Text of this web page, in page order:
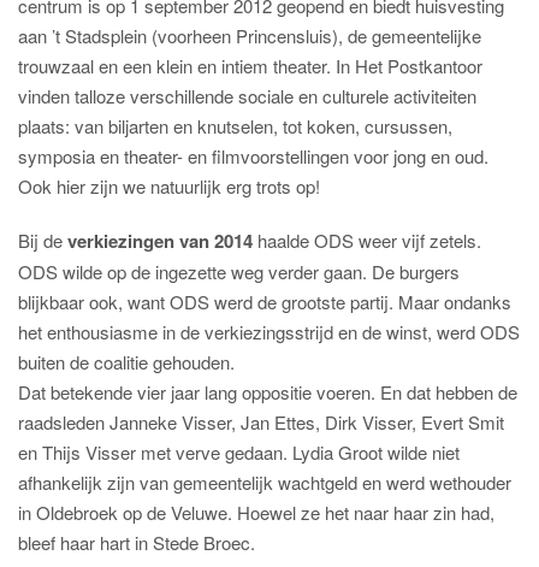
centrum is op 1 september 2012 geopend en biedt huisvesting
aan ’t Stadsplein (voorheen Princensluis), de gemeentelijke
trouwzaal en een klein en intiem theater. In Het Postkantoor
vinden talloze verschillende sociale en culturele activiteiten
plaats: van biljarten en knutselen, tot koken, cursussen,
symposia en theater- en filmvoorstellingen voor jong en oud.
Ook hier zijn we natuurlijk erg trots op!
Bij deverkiezingen van 2014 haalde ODS weer vijf zetels.
ODS wilde op de ingezette weg verder gaan. De burgers
blijkbaar ook, want ODS werd de grootste partij. Maar ondanks
het enthousiasme in de verkiezingsstrijd en de winst, werd ODS
buiten de coalitie gehouden.
Dat betekende vier jaar lang oppositie voeren. En dat hebben de
raadsleden Janneke Visser, Jan Ettes, Dirk Visser, Evert Smit
en Thijs Visser met verve gedaan. Lydia Groot wilde niet
afhankelijk zijn van gemeentelijk wachtgeld en werd wethouder
in Oldebroek op de Veluwe. Hoewel ze het naar haar zin had,
bleef haar hart in Stede Broec.